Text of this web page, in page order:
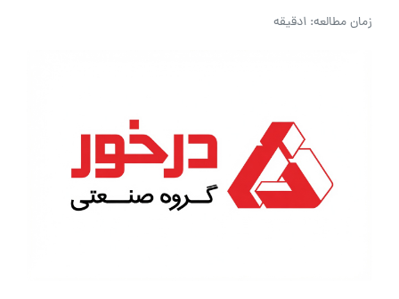
زمان مطالعه: 1دقیقه